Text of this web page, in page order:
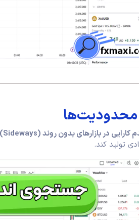
کارایی در بازارهای بدون روند(Sideways):
تولید کند.